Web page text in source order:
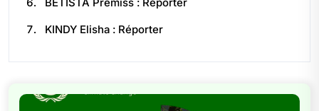
KINDY Elisha : Réporter